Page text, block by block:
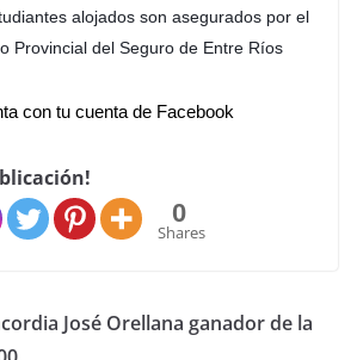
alojados son asegurados por el
Provincial del Seguro de Entre Ríos
con tu cuenta de Facebook
0
Shares
José Orellana ganador de la